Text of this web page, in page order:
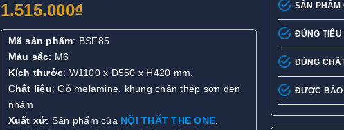
1.515.000₫
Mã sản phẩm: BSF85
Màu sắc: M6
Kích thước: W1100 x D550 x H420 mm.
Chất liệu: Gỗ melamine, khung chân thép sơn đen
nhám
Xuất xứ: Sản phẩm của NỘI THẤT THE ONE.
SẢN PHẨM
ĐÚNG TIÊU
ĐÚNG
ĐƯỢC BẢO